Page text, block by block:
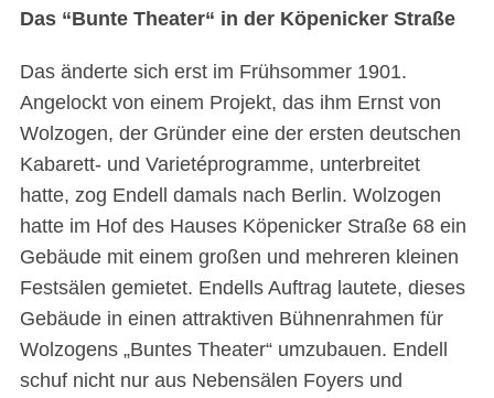
Das “Bunte Theater“ in der Köpenicker Straße
Das änderte sich erst im Frühsommer 1901.
Angelockt von einem Projekt, das ihm Ernst von
Wolzogen, der Gründer eine der ersten deutschen
Kabarett- und Varietéprogramme, unterbreitet
hatte, zog Endell damals nach Berlin. Wolzogen
hatte im Hof des Hauses Köpenicker Straße 68 ein
Gebäude mit einem großen und mehreren kleinen
Festsälen gemietet. Endells Auftrag lautete, dieses
Gebäude in einen attraktiven Bühnenrahmen für
Wolzogens „Buntes Theater“ umzubauen. Endell
schuf nicht nur aus Nebensälen Foyers und